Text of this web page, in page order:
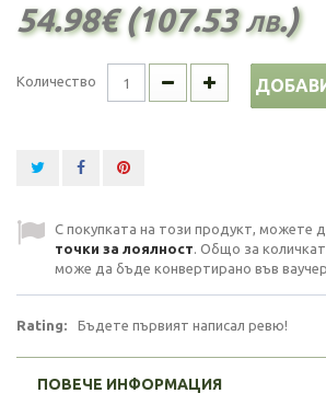
54.98€ (107.53 лв.)
Количество
С покупката на този продукт, можете
точки за лоялност. Общо за
може да бъде конвертирано във
Rating: Бъдете първият написал ревю!
ПОВЕЧЕ ИНФОРМАЦИЯ